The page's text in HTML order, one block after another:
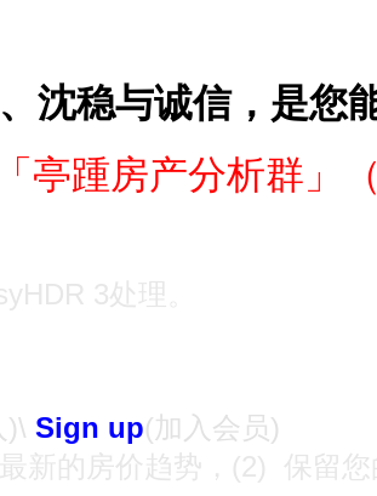
沈稳与诚信，是您
亭踵房产分析群」
3处理。
)\ Sign up(加入会员)
新的房价趋势，(2) 保留